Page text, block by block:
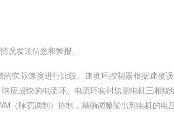
况发送信息和警报。
实际速度进行比较。速度环控制器根据速度
应最快的电流环。电流环实时监测电机三相
（脉宽调制）控制，精确调整输出到电机的电